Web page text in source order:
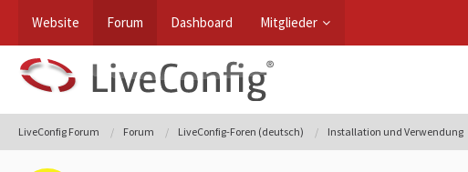
Website Forum Dashboard Mitglieder
LiveConfig Forum Forum LiveConfig-Foren (deutsch) Installation und Verwendung